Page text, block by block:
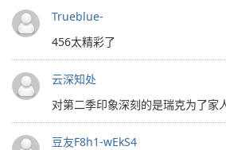
Trueblue-
456太精彩了
云深知处
对第二季印象深刻的是瑞克为了家
豆友F8h1-wEkS4